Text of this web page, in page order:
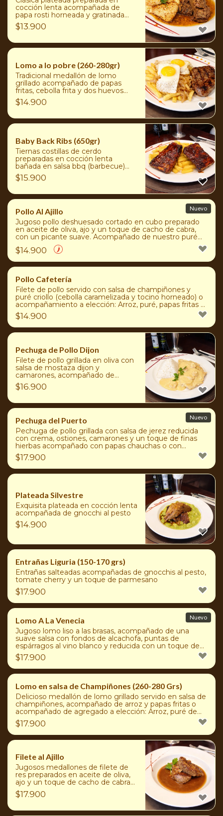
cocción lenta acompañada de
papa rosti horneada y gratinada
con queso mozzarella
$13.900
Lomo a lo pobre (260-280gr)
Tradicional medallón de lomo
grillado acompañado de papas
fritas, cebolla frita y dos huevos
fritos o acompañado de agregado
a elección: Arroz, puré de papas,
o papas fritas
$14.900
Baby Back Ribs (650gr)
Tiernas costillas de cerdo
preparadas en cocción lenta
bañada en salsa bbq (barbecue)
acompañado de agregado a
elección: Arroz, puré de papas,
o papas fritas
$15.900
Pollo Al Ajillo
Jugoso pollo deshuesado cortado en cubo preparado
en aceite de oliva, ajo y un toque de cacho de cabra,
con un picante suave. Acompañado de nuestro puré
criollo, preparado con cebolla caramelizada, tocino y un
toque de merkén, o elige entre arroz, puré de papas,
$14.900
Nuevo
Pollo Cafetería
Filete de pollo servido con salsa de champiñones y
puré criollo (cebolla caramelizada y tocino horneado) o
acompañamiento a elección: Arroz, puré, papas fritas o
ensalada surtida.
$14.900
Pechuga de Pollo Dijon
Filete de pollo grillada en oliva con
salsa de mostaza dijon y
camarones, acompañado de
agregado a elección: Arroz, puré
de papas, papas duquesas,
$16.900
Pechuga del Puerto
Pechuga de pollo grillada con salsa de jerez reducida
con crema, ostiones, camarones y un toque de finas
hierbas acompañado con papas chauchas o con
agregado a elección: Arroz, Puré de Papas, Papas
Fritas o Ensaladas Surtidas.
$17.900
Nuevo
Plateada Silvestre
Exquisita plateada en cocción lenta
acompañada de gnocchi al pesto
$14.900
Entrañas Liguria (150-170 grs)
Entrañas salteadas acompañadas de gnocchis al pesto,
tomate cherry y un toque de parmesano
$17.900
Lomo A La Venecia
Jugoso lomo liso a las brasas, acompañado de una
suave salsa con fondos de alcachofa, puntas de
espárragos al vino blanco y reducida con un toque de
crema, acompañado de papas chauchas.
$17.900
Nuevo
Lomo en salsa de Champiñones (260-280 Grs)
Delicioso medallón de lomo grillado servido en salsa de
champiñones, acompañado de arroz y papas fritas o
acompañado de agregado a elección: Arroz, puré de
papas, papas duquesas, ensaladas surtidas o papas
fritas
$17.900
Filete al Ajillo
Jugosos medallones de filete de
res preparados en aceite de oliva,
ajo y un toque de cacho de cabra
(picante suave). Acompañado de
agregado a elección: Arroz, puré
duquesas o papas fritas
$17.900